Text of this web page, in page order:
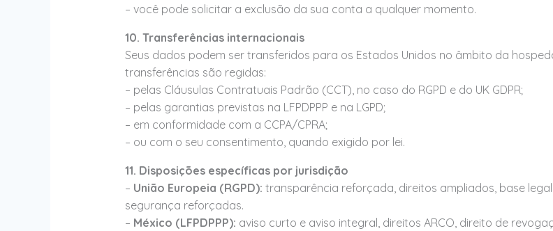
– você pode solicitar a exclusão da sua conta a qualquer momento.
10. Transferências internacionais
Seus dados podem ser transferidos para os Estados Unidos no âmbito da
transferências são regidas:
– pelas Cláusulas Contratuais Padrão (CCT), no caso do RGPD e do UK GDPR;
– pelas garantias previstas na LFPDPPP e na LGPD;
– em conformidade com a CCPA/CPRA;
– ou com o seu consentimento, quando exigido por lei.
11. Disposições específicas por jurisdição
– União Europeia (RGPD): transparência reforçada, direitos ampliados, base
segurança reforçadas.
– México (LFPDPPP): aviso curto e aviso integral, direitos ARCO, direito de